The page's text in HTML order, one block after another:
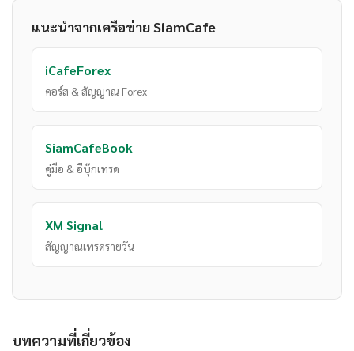
แนะนำจากเครือข่าย SiamCafe
iCafeForex
คอร์ส & สัญญาณ Forex
SiamCafeBook
คู่มือ & อีบุ๊กเทรด
XM Signal
สัญญาณเทรดรายวัน
บทความที่เกี่ยวข้อง